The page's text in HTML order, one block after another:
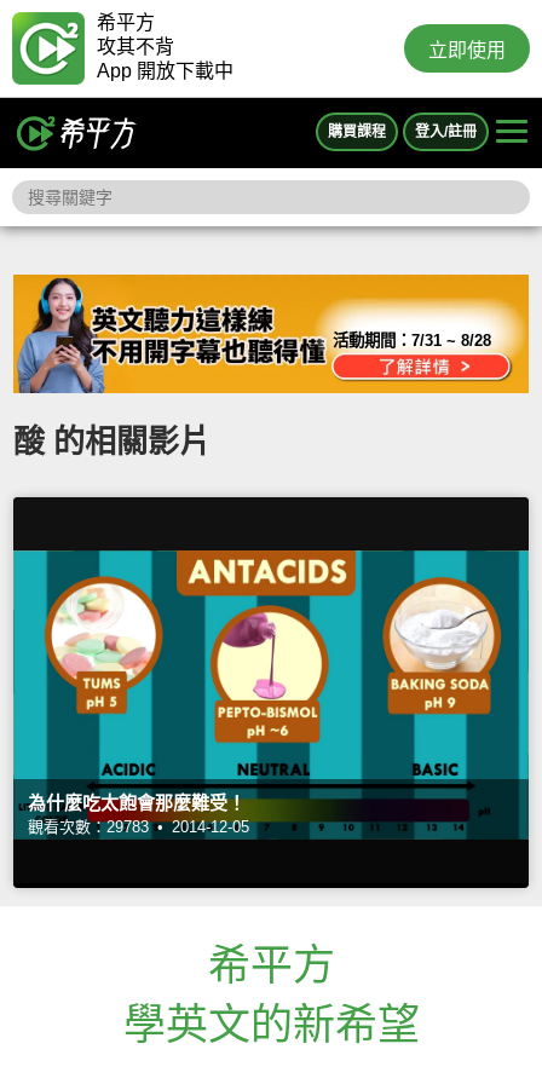
希平方
攻其不背
App 開放下載中
立即使用
購買課程 登入/註冊
活動期間：7/31 ~ 8/28
酸 的相關影片
為什麼吃太飽會那麼難受！
觀看次數：29783 • 2014-12-05
希平方
學英文的新希望